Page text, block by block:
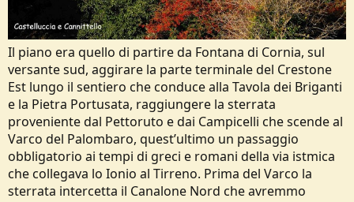
Il piano era quello di partire da Fontana di Cornia, sul
versante sud, aggirare la parte terminale del Crestone
Est lungo il sentiero che conduce alla Tavola dei Briganti
e la Pietra Portusata, raggiungere la sterrata
proveniente dal Pettoruto e dai Campicelli che scende al
Varco del Palombaro, quest’ultimo un passaggio
obbligatorio ai tempi di greci e romani della via istmica
che collegava lo Ionio al Tirreno. Prima del Varco la
sterrata intercetta il Canalone Nord che avremmo